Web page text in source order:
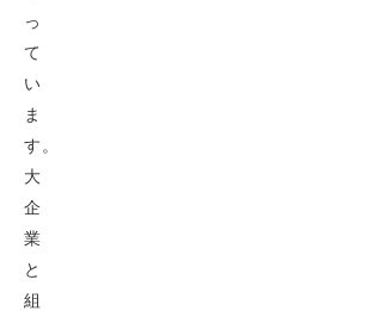
っ
て
い
ま
す。
大
企
業
と
組